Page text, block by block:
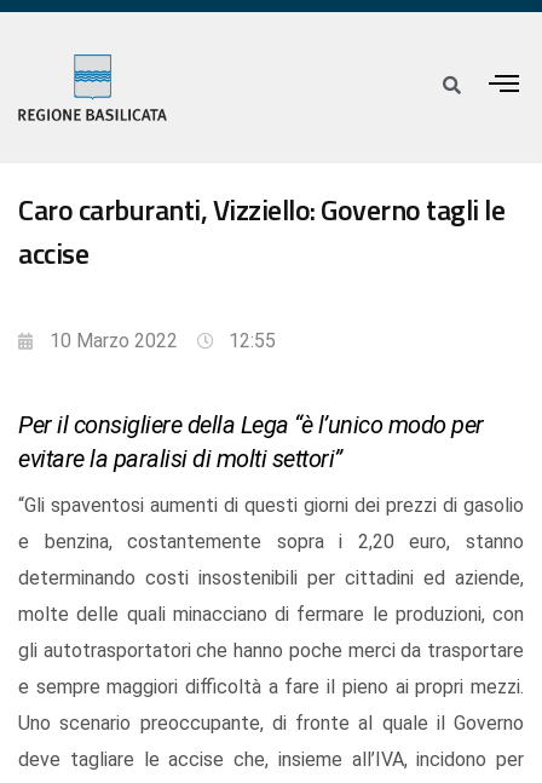
Caro carburanti, Vizziello: Governo tagli le
accise
10 Marzo 2022 12:55
Per il consigliere della Lega “è l’unico modo per
evitare la paralisi di molti settori”
“Gli spaventosi aumenti di questi giorni dei prezzi di gasolio
e benzina, costantemente sopra i 2,20 euro, stanno
determinando costi insostenibili per cittadini ed aziende,
molte delle quali minacciano di fermare le produzioni, con
gli autotrasportatori che hanno poche merci da trasportare
e sempre maggiori difficoltà a fare il pieno ai propri mezzi.
Uno scenario preoccupante, di fronte al quale il Governo
deve tagliare le accise che, insieme all’IVA, incidono per